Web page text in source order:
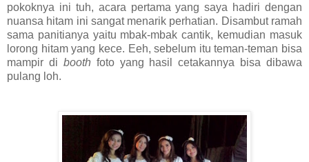
pokoknya ini tuh, acara pertama yang saya hadiri dengan
nuansa hitam ini sangat menarik perhatian. Disambut ramah
sama panitianya yaitu mbak-mbak cantik, kemudian masuk
lorong hitam yang kece. Eeh, sebelum itu teman-teman bisa
mampir di booth foto yang hasil cetakannya bisa dibawa
pulang loh.